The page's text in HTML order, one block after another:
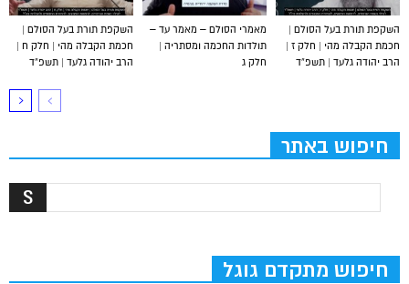
השקפת תורת בעל הסולם |
חכמת הקבלה מהי | חלק ח |
הרב יהודה גלעד | תשפ”ד
מאמרי הסולם – מאמר עד –
תולדות החכמה ומסתריה |
חלק ג
השקפת תורת בעל הסולם |
חכמת הקבלה מהי | חלק ז |
הרב יהודה גלעד | תשפ”ד
חיפוש באתר
חיפוש מתקדם גוגל